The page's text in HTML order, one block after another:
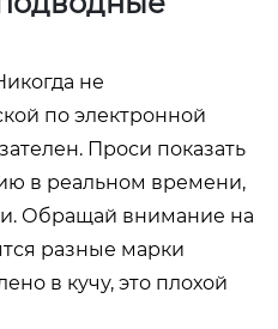
не
по электронной
Проси показать
в реальном времени,
Обращай внимание на
разные марки
в кучу, это плохой